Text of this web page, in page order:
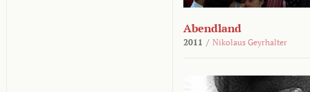
Abendland
2011 / Nikolaus Geyrhalter